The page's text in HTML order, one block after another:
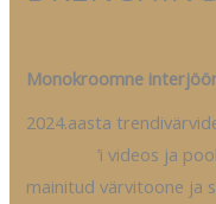
Monokroomne
2024.aasta
YouTube’i videos ja
mainitud värvitoone ja